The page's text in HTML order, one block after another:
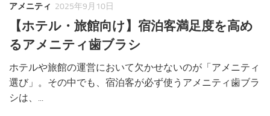
アメニティ 2025年9月10日
【ホテル・旅館向け】宿泊客満足度を高め
るアメニティ歯ブラシ
ホテルや旅館の運営において欠かせないのが「アメニティ
選び」。その中でも、宿泊客が必ず使うアメニティ歯ブラ
シは、...